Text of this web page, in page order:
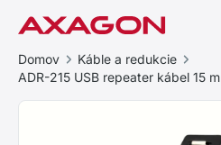
Domov
Káble a redukcie
ADR-215 USB repeater kábel 15 m